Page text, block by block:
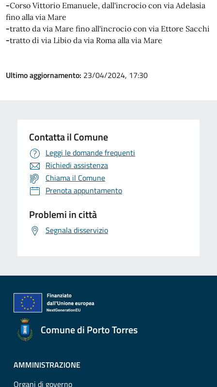
-Corso Vittorio Emanuele, dall'incrocio con via Adelasia
fino alla via Mare
-tratto da via Mare fino all'incrocio con via Ettore Sacchi
-tratto di via Libio da via Roma alla via Mare
Ultimo aggiornamento: 23/04/2024, 17:30
Contatta il Comune
Leggi le domande frequenti
Richiedi assistenza
Chiama il Comune
Prenota appuntamento
Problemi in città
Segnala disservizio
Comune di Porto Torres
AMMINISTRAZIONE
Organi di governo